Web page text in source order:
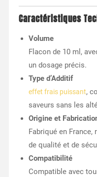
Caractéristiques
Volume
Flacon de 10 ml,
un dosage précis.
Type d’Additif
effet frais puissant,
saveurs sans les
Origine et
Fabriqué en
de qualité et de
Compatibilité
Compatible avec